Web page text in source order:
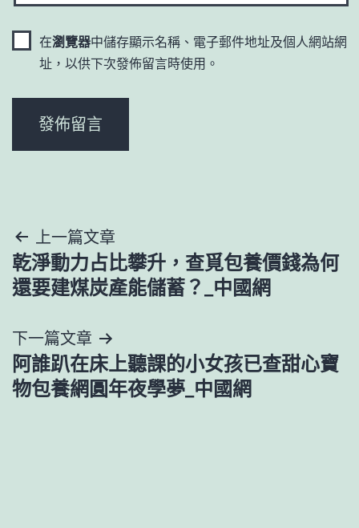
在瀏覽器中儲存顯示名稱、電子郵件地址及個人網站網
址，以供下次發佈留言時使用。
文
章
覽
上一篇文章
乾淨動力占比攀升，查覓包養價錢為何
還要建煤炭產能儲蓄？_中國網
下一篇文章
阿誰趴在床上聽課的小女孩已查甜心寶
物包養網圓年夜學夢_中國網